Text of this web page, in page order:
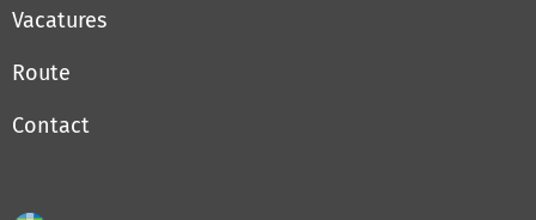
Vacatures
Route
Contact